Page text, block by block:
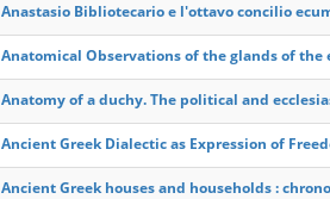
Anastasio Bibliotecario e l'ottavo concilio
Anatomical Observations of the glands of
Anatomy of a duchy. The political and
Ancient Greek Dialectic as Expression of
Ancient Greek houses and households :